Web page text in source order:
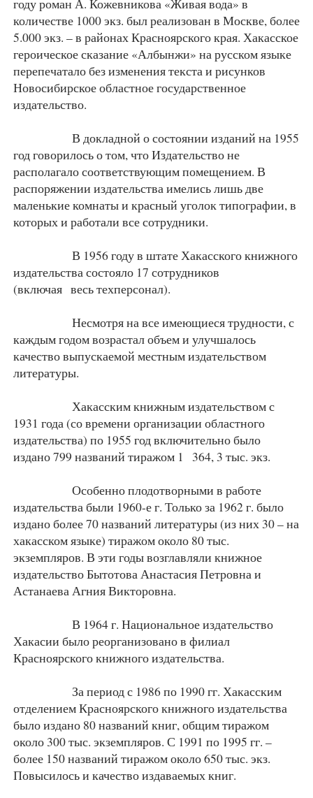
году роман А. Кожевникова «Живая вода» в
количестве 1000 экз. был реализован в Москве, более
5.000 экз. – в районах Красноярского края. Хакасское
героическое сказание «Албынжи» на русском языке
перепечатало без изменения текста и рисунков
Новосибирское областное государственное
издательство.
В докладной о состоянии изданий на 1955
год говорилось о том, что Издательство не
располагало соответствующим помещением. В
распоряжении издательства имелись лишь две
маленькие комнаты и красный уголок типографии, в
которых и работали все сотрудники.
В 1956 году в штате Хакасского книжного
издательства состояло 17 сотрудников
(включая весь техперсонал).
Несмотря на все имеющиеся трудности, с
каждым годом возрастал объем и улучшалось
качество выпускаемой местным издательством
литературы.
Хакасским книжным издательством с
1931 года (со времени организации областного
издательства) по 1955 год включительно было
издано 799 названий тиражом 1 364, 3 тыс. экз.
Особенно плодотворными в работе
издательства были 1960-е г. Только за 1962 г. было
издано более 70 названий литературы (из них 30 – на
хакасском языке) тиражом около 80 тыс.
экземпляров. В эти годы возглавляли книжное
издательство Бытотова Анастасия Петровна и
Астанаева Агния Викторовна.
В 1964 г. Национальное издательство
Хакасии было реорганизовано в филиал
Красноярского книжного издательства.
За период с 1986 по 1990 гг. Хакасским
отделением Красноярского книжного издательства
было издано 80 названий книг, общим тиражом
около 300 тыс. экземпляров. С 1991 по 1995 гг. –
более 150 названий тиражом около 650 тыс. экз.
Повысилось и качество издаваемых книг.